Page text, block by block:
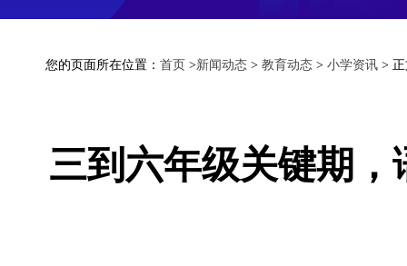
您的页面所在位置： 首页 >新闻动态 > 教育动态 > 小学资讯 >
三到六年级关键期